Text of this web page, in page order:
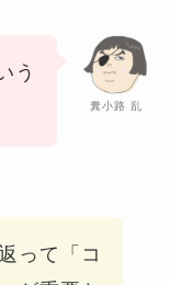
糞小路 乱
う
って
「コ